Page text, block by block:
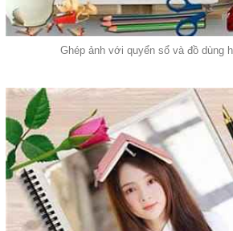
Ghép ảnh với quyển sổ và đồ dùng